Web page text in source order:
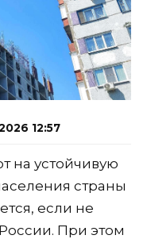
12:57
на устойчивую
страны
если не
При этом